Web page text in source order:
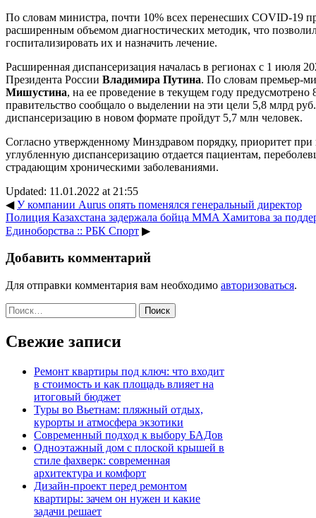
По словам министра, почти 10% всех перенесших COVID-19
расширенным объемом диагностических методик, что
госпитализировать их и назначить лечение.
Расширенная диспансеризация началась в регионах с 1 июля
Президента России Владимира Путина. По словам премьер-
Мишустина, на ее проведение в текущем году
правительство сообщало о выделении на эти цели 5,8 млрд
диспансеризацию в новом формате пройдут 5,7 млн человек.
Согласно утвержденному Минздравом порядку, приоритет при
углубленную диспансеризацию отдается пациентам,
страдающим хроническими заболеваниями.
Updated: 11.01.2022 at 21:55
◀У компании Aurus опять поменялся генеральный директор
Полиция Казахстана задержала бойца MMA Хамитова за
Единоборства :: РБК Спорт ▶
Добавить комментарий
Для отправки комментария вам необходимо авторизоваться.
Найти:
Свежие записи
Ремонт квартиры под ключ: что входит
в стоимость и как площадь влияет на
итоговый бюджет
Туры во Вьетнам: пляжный отдых,
курорты и атмосфера экзотики
Современный подход к выбору БАДов
Одноэтажный дом с плоской крышей в
стиле фахверк: современная
архитектура и комфорт
Дизайн-проект перед ремонтом
квартиры: зачем он нужен и какие
задачи решает